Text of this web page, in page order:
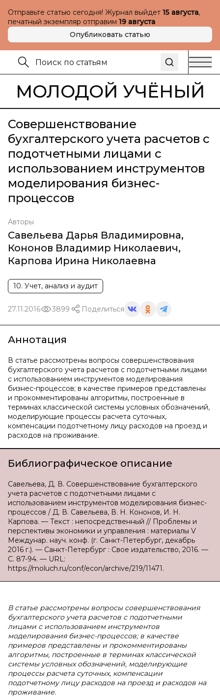
Отправьте статью сегодня! Журнал выйдет 15 августа,
печатный экземпляр отправим 19 августа
Опубликовать статью
МОЛОДОЙ УЧЁНЫЙ
Совершенствование
бухгалтерского учета расчетов с
подотчетными лицами с
использованием инструментов
моделирования бизнес-
процессов
Авторы
Савельева Дарья Владимировна,
Кононов Владимир Николаевич,
Карпова Ирина Николаевна
10. Учет, анализ и аудит
27.11.2016 3899 Поделиться
Аннотация
В статье рассмотрены вопросы совершенствования
бухгалтерского учета расчетов с подотчетными лицами
с использованием инструментов моделирования
бизнес-процессов; в качестве примеров представлены
и прокомментированы алгоритмы, построенные в
терминах классической системы условных обозначений,
моделирующие процессы расчета суточных,
компенсации подотчетному лицу расходов на проезд и
расходов на проживание.
Библиографическое описание
Савельева, Д. В. Совершенствование бухгалтерского
учета расчетов с подотчетными лицами с
использованием инструментов моделирования бизнес-
процессов / Д. В. Савельева, В. Н. Кононов, И. Н.
Карпова. — Текст : непосредственный // Проблемы и
перспективы экономики и управления : материалы V
Междунар. науч. конф. (г. Санкт-Петербург, декабрь
2016 г.). — Санкт-Петербург : Свое издательство, 2016. —
С. 87-94. — URL:
https://moluch.ru/conf/econ/archive/219/11471.
В статье рассмотрены вопросы совершенствования
бухгалтерского учета расчетов с подотчетными
лицами с использованием инструментов
моделирования бизнес-процессов; в качестве
примеров представлены и прокомментированы
алгоритмы, построенные в терминах классической
системы условных обозначений, моделирующие
процессы расчета суточных, компенсации
подотчетному лицу расходов на проезд и расходов на
проживание.